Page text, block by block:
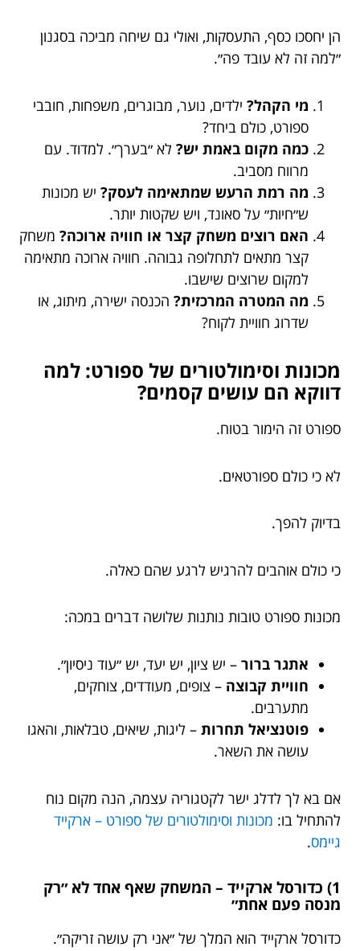
הן יחסכו כסף, התעסקות, ואולי גם שיחה מביכה בסגנון
״למה זה לא עובד פה״.
מי הקהל? ילדים, נוער, מבוגרים, משפחות, חובבי
ספורט, כולם ביחד?
כמה מקום באמת יש? לא ״בערך״. למדוד. עם
מרווח מסביב.
מה רמת הרעש שמתאימה לעסק? יש מכונות
ש״חיות״ על סאונד, ויש שקטות יותר.
האם רוצים משחק קצר או חוויה ארוכה? משחק
קצר מתאים לתחלופה גבוהה. חוויה ארוכה מתאימה
למקום שרוצים שישבו.
מה המטרה המרכזית? הכנסה ישירה, מיתוג, או
שדרוג חוויית לקוח?
מכונות וסימולטורים של ספורט: למה
דווקא הם עושים קסמים?
ספורט זה הימור בטוח.
לא כי כולם ספורטאים.
בדיוק להפך.
כי כולם אוהבים להרגיש לרגע שהם כאלה.
מכונות ספורט טובות נותנות שלושה דברים במכה:
אתגר ברור – יש ציון, יש יעד, יש ״עוד ניסיון״.
חוויית קבוצה – צופים, מעודדים, צוחקים,
מתערבים.
פוטנציאל תחרות – ליגות, שיאים, טבלאות, והאגו
עושה את השאר.
אם בא לך לדלג ישר לקטגוריה עצמה, הנה מקום נוח
להתחיל בו: מכונות וסימולטורים של ספורט – ארקייד
גיימס.
1) כדורסל ארקייד – המשחק שאף אחד לא ״רק
מנסה פעם אחת״
כדורסל ארקייד הוא המלך של ״אני רק עושה זריקה״.